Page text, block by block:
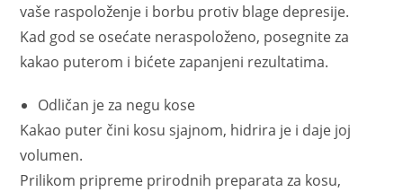
vaše raspoloženje i borbu protiv blage depresije.
Kad god se osećate neraspoloženo, posegnite za
kakao puterom i bićete zapanjeni rezultatima.
Odličan je za negu kose
Kakao puter čini kosu sjajnom, hidrira je i daje joj
volumen.
Prilikom pripreme prirodnih preparata za kosu,